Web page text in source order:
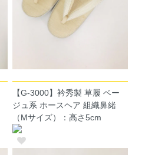
【G-3000】衿秀製 草履 ベー
ジュ系 ホースヘア 組織鼻緒
（Mサイズ）：高さ5cm